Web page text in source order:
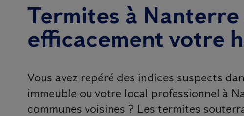
Termites à
efficacement votre
Vous avez repéré des indices suspects
immeuble ou votre local professionnel à
communes voisines ? Les termites